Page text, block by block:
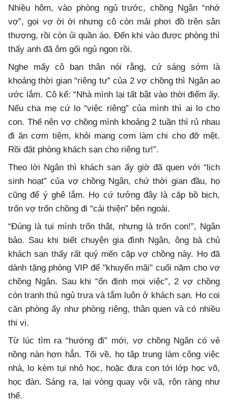
Nhiều hôm, vào phòng ngủ trước, chồng Ngân “nhớ
vợ”, gọi vợ ời ời nhưng cô còn mải phơi đồ trên sân
thượng, rồi còn ủi quần áo. Đến khi vào được phòng thì
thấy anh đã ôm gối ngủ ngon rồi.
Nghe mấy cô bạn thân nói rằng, cứ sáng sớm là
khoảng thời gian “riêng tư” của 2 vợ chồng thì Ngân ao
ước lắm. Cô kể: “Nhà mình lại tất bật vào thời điểm ấy.
Nếu cha mẹ cứ lo “việc riêng” của mình thì ai lo cho
con. Thế nên vợ chồng mình khoảng 2 tuần thì rủ nhau
đi ăn cơm tiệm, khỏi mang cơm làm chi cho đỡ mệt.
Rồi đặt phòng khách sạn cho riêng tư!”.
Theo lời Ngân thì khách sạn ấy giờ đã quen với “lịch
sinh hoạt” của vợ chồng Ngân, chứ thời gian đầu, họ
cũng để ý ghê lắm. Họ cứ tưởng đây là cặp bồ bịch,
trốn vợ trốn chồng đi “cải thiện” bên ngoài.
“Đúng là tụi mình trốn thật, nhưng là trốn con!”, Ngân
bảo. Sau khi biết chuyện gia đình Ngân, ông bà chủ
khách sạn thấy rất quý mến cặp vợ chồng này. Họ đã
dành tặng phòng VIP để "khuyến mãi" cuối năm cho vợ
chồng Ngân. Sau khi “ổn định mọi việc”, 2 vợ chồng
còn tranh thủ ngủ trưa và tắm luôn ở khách sạn. Họ coi
căn phòng ấy như phòng riêng, thân quen và có nhiều
thi vị.
Từ lúc tìm ra “hướng đi” mới, vợ chồng Ngân có vẻ
nồng nàn hơn hẳn. Tối về, họ tập trung làm công việc
nhà, lo kèm tụi nhỏ học, hoặc đưa con tới lớp học võ,
học đàn. Sáng ra, lại vòng quay vội vã, rộn ràng như
thế.